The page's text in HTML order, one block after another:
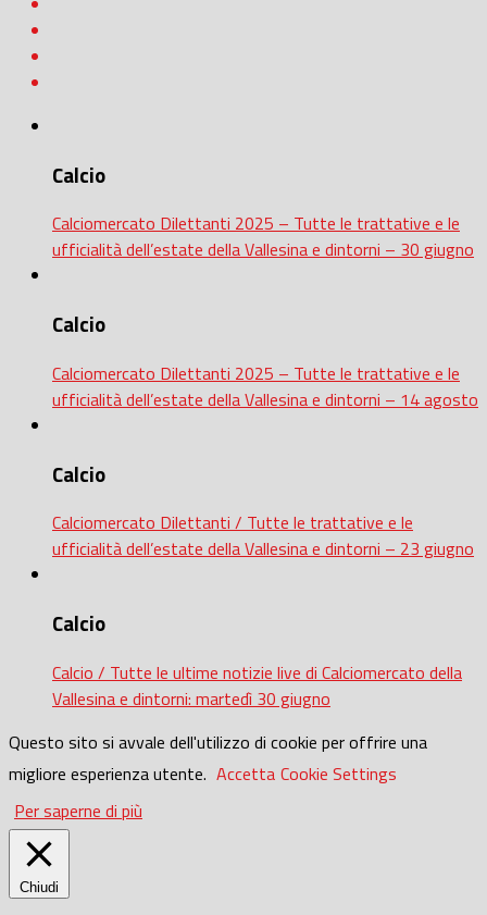
Calcio
Calciomercato Dilettanti 2025 – Tutte le trattative e le
ufficialità dell’estate della Vallesina e dintorni – 30 giugno
Calcio
Calciomercato Dilettanti 2025 – Tutte le trattative e le
ufficialità dell’estate della Vallesina e dintorni – 14 agosto
Calcio
Calciomercato Dilettanti / Tutte le trattative e le
ufficialità dell’estate della Vallesina e dintorni – 23 giugno
Calcio
Calcio / Tutte le ultime notizie live di Calciomercato della
Vallesina e dintorni: martedì 30 giugno
Questo sito si avvale dell'utilizzo di cookie per offrire una
migliore esperienza utente. Accetta Cookie Settings
Per saperne di più
Chiudi